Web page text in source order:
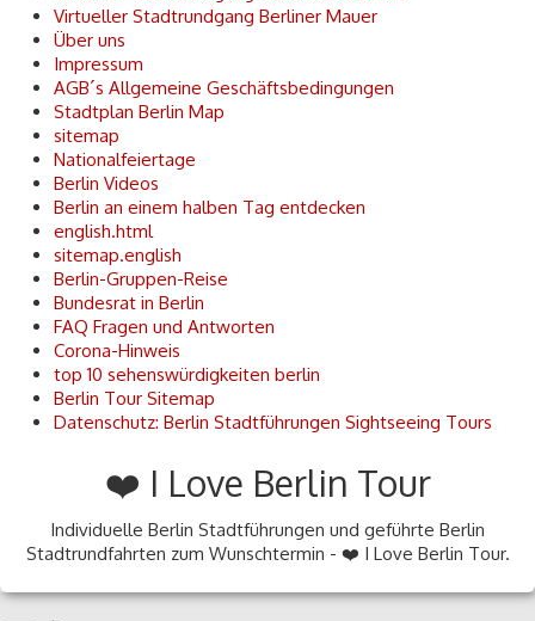
Virtueller Stadtrundgang Berliner Mauer
Über uns
Impressum
AGB´s Allgemeine Geschäftsbedingungen
Stadtplan Berlin Map
sitemap
Nationalfeiertage
Berlin Videos
Berlin an einem halben Tag entdecken
english.html
sitemap.english
Berlin-Gruppen-Reise
Bundesrat in Berlin
FAQ Fragen und Antworten
Corona-Hinweis
top 10 sehenswürdigkeiten berlin
Berlin Tour Sitemap
Datenschutz: Berlin Stadtführungen Sightseeing Tours
❤️ I Love Berlin Tour
Individuelle Berlin Stadtführungen und geführte Berlin
Stadtrundfahrten zum Wunschtermin - ❤️ I Love Berlin Tour.